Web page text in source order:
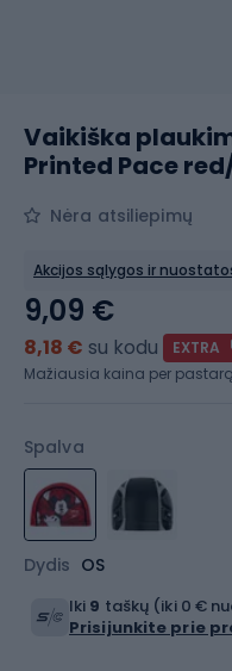
Vaikiška
Printed Pace
Nėra atsiliepimų
Akcijos sąlygos ir nuostatos
Spalva
Dydis OS
9,09 €
8,18 € su kodu
EXTRA
Mažiausia kaina per
Iki 9 taškų (iki 0 €
Prisijunkite prie